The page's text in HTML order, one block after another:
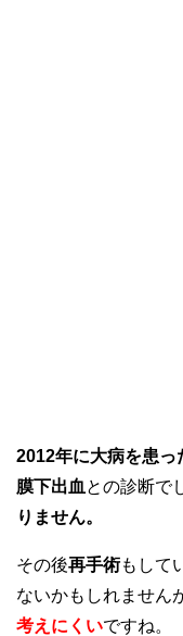
2012年に大病を患っ
膜下出血 との診断で
りません。
その後再手術もして
ないかもしれません
考えにくいですね。